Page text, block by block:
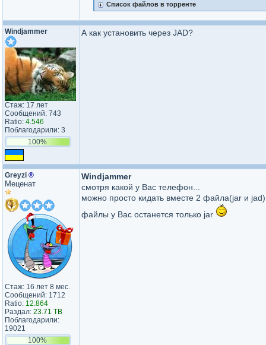
Список файлов в торренте
Windjammer
Стаж: 17 лет
Сообщений: 743
Ratio: 4.546
Поблагодарили: 3
100%
А как установить через JAD?
Greyzi ®
Меценат
Стаж: 16 лет 8 мес.
Сообщений: 1712
Ratio: 12.864
Раздал: 23.71 TB
Поблагодарили:
19021
100%
Windjammer
смотря какой у Вас телефон...
можно просто кидать вместе 2 файла(jar и
файлы у Вас останется только jar